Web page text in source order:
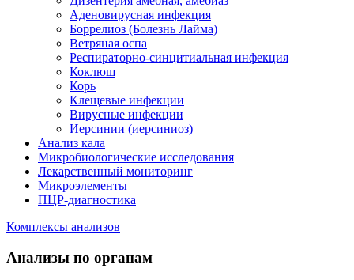
Аденовирусная инфекция
Боррелиоз (Болезнь Лайма)
Ветряная оспа
Респираторно-синцитиальная инфекция
Коклюш
Корь
Клещевые инфекции
Вирусные инфекции
Иерсинии (иерсиниоз)
Анализ кала
Микробиологические исследования
Лекарственный мониторинг
Микроэлементы
ПЦР-диагностика
Комплексы анализов
Анализы по органам